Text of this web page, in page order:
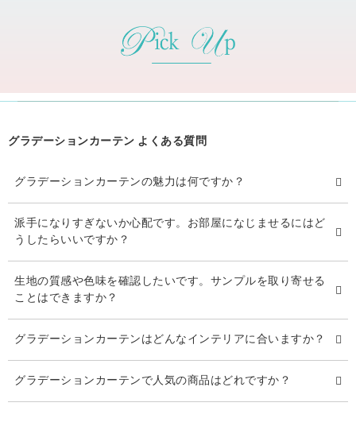
グラデーションカーテン よくある質問
グラデーションカーテンの魅力は何ですか？
派手になりすぎないか心配です。お部屋になじませるにはど
うしたらいいですか？
生地の質感や色味を確認したいです。サンプルを取り寄せる
ことはできますか？
グラデーションカーテンはどんなインテリアに合いますか？
グラデーションカーテンで人気の商品はどれですか？